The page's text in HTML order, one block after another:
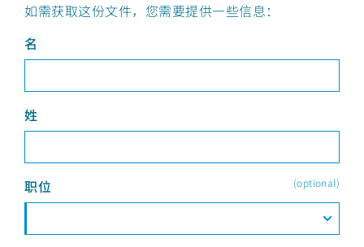
如需获取这份文件，您需要提供一些信息：
名
姓
职位 (optional)